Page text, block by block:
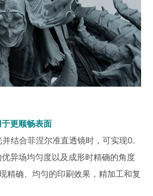
更顺畅表面
结合菲涅尔准直透镜时，可实现0.
异场均匀度以及成形时精确的角度
精确、均匀的印刷效果，精加工和复